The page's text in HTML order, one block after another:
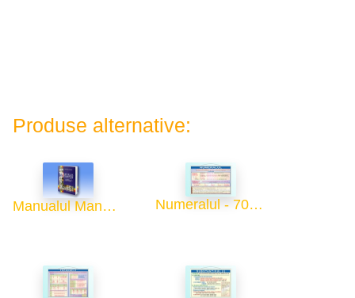
Produse alternative:
Manualul Manualelor Numeralul - 70x100